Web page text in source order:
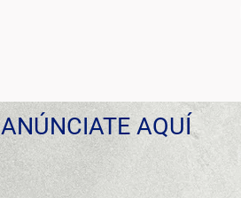
ANÚNCIATE AQUÍ